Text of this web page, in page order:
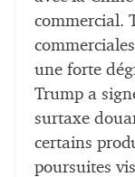
commercial.
une forte
Trump a
surtaxe
certains
poursuites